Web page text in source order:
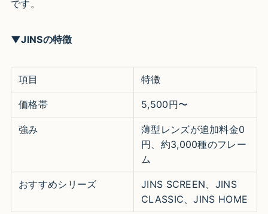
です。
▼JINSの特徴
項目 特徴
価格帯 5,500円〜
強み
薄型レンズが追加料金0
円、約3,000種のフレー
ム
おすすめシリーズ
JINS SCREEN、JINS
CLASSIC、JINS HOME